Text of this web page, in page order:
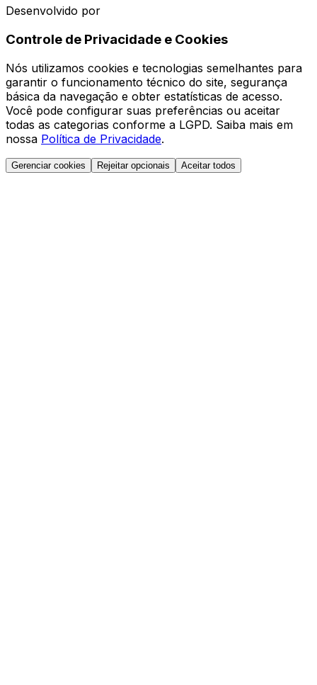
Desenvolvido por
Controle de Privacidade e Cookies
Nós utilizamos cookies e tecnologias semelhantes para
garantir o funcionamento técnico do site, segurança
básica da navegação e obter estatísticas de acesso.
Você pode configurar suas preferências ou aceitar
todas as categorias conforme a LGPD. Saiba mais em
nossa Política de Privacidade.
Gerenciar cookies Rejeitar opcionais Aceitar todos